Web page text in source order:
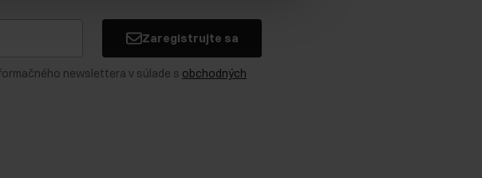
Zaregistrujte sa
newslettera v súlade s obchodných